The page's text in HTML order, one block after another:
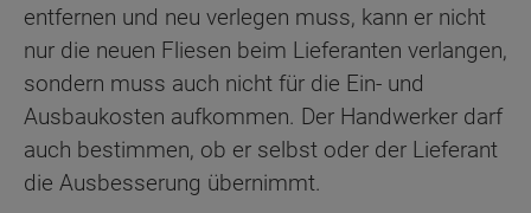
entfernen und neu verlegen muss, kann er nicht
nur die neuen Fliesen beim Lieferanten verlangen,
sondern muss auch nicht für die Ein- und
Ausbaukosten aufkommen. Der Handwerker darf
auch bestimmen, ob er selbst oder der Lieferant
die Ausbesserung übernimmt.